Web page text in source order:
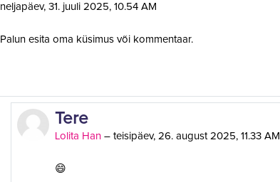
neljapäev, 31. juuli 2025, 10.54 AM
Palun esita oma küsimus või kommentaar.
Vastuses Esimene postitus
Tere
Lolita Han – teisipäev, 26. august 2025, 11.33 AM
😄